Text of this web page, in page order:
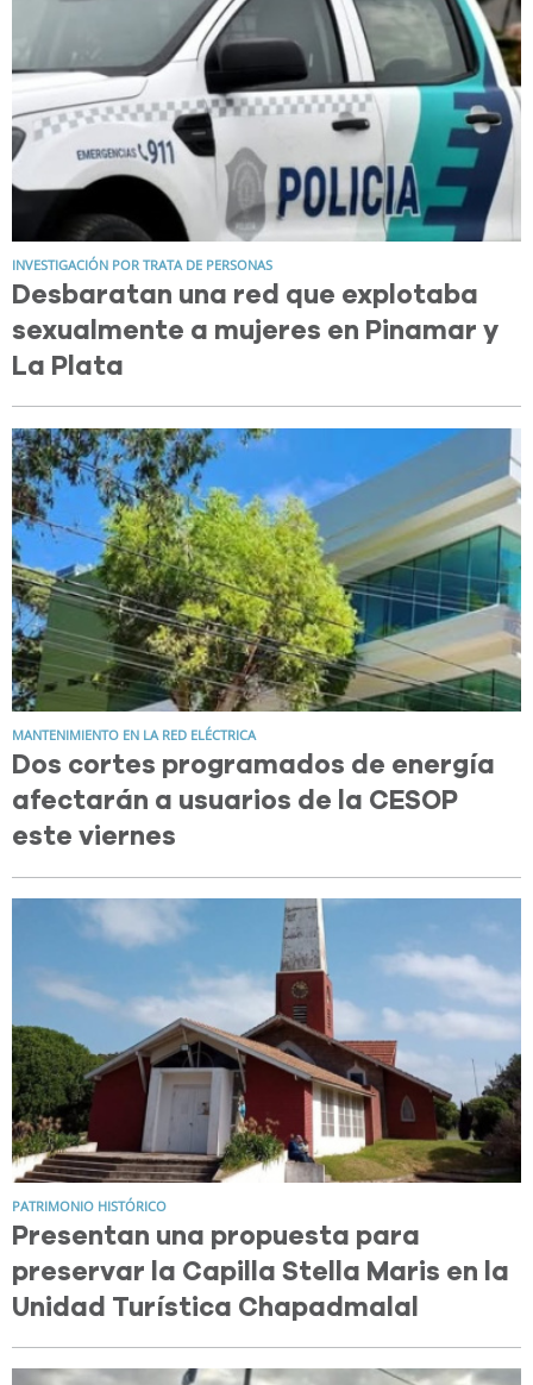
INVESTIGACIÓN POR TRATA DE PERSONAS
Desbaratan una red que explotaba
sexualmente a mujeres en Pinamar y
La Plata
MANTENIMIENTO EN LA RED ELÉCTRICA
Dos cortes programados de energía
afectarán a usuarios de la CESOP
este viernes
PATRIMONIO HISTÓRICO
Presentan una propuesta para
preservar la Capilla Stella Maris en la
Unidad Turística Chapadmalal